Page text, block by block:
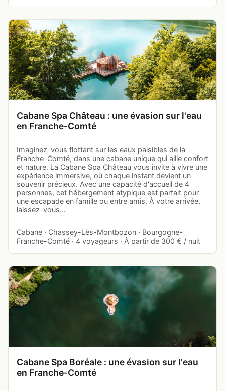
Cabane Spa Château : une évasion sur l'eau
en Franche-Comté
Imaginez-vous flottant sur les eaux paisibles de la
Franche-Comté, dans une cabane unique qui allie confort
et nature. La Cabane Spa Château vous invite à vivre une
expérience immersive, où chaque instant devient un
souvenir précieux. Avec une capacité d'accueil de 4
personnes, cet hébergement atypique est parfait pour
une escapade en famille ou entre amis. À votre arrivée,
laissez-vous…
Cabane · Chassey-Lès-Montbozon · Bourgogne-
Franche-Comté · 4 voyageurs · À partir de 300 € / nuit
Cabane Spa Boréale : une évasion sur l'eau
en Franche-Comté